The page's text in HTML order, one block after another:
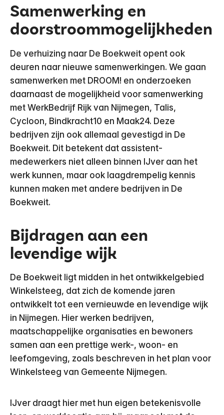
Samenwerking en
doorstroommogelijkheden
De verhuizing naar De Boekweit opent ook
deuren naar nieuwe samenwerkingen. We gaan
samenwerken met DROOM! en onderzoeken
daarnaast de mogelijkheid voor samenwerking
met WerkBedrijf Rijk van Nijmegen, Talis,
Cycloon, Bindkracht10 en Maak24. Deze
bedrijven zijn ook allemaal gevestigd in De
Boekweit. Dit betekent dat assistent-
medewerkers niet alleen binnen IJver aan het
werk kunnen, maar ook laagdrempelig kennis
kunnen maken met andere bedrijven in De
Boekweit.
Bijdragen aan een
levendige wijk
De Boekweit ligt midden in het ontwikkelgebied
Winkelsteeg, dat zich de komende jaren
ontwikkelt tot een vernieuwde en levendige wijk
in Nijmegen. Hier werken bedrijven,
maatschappelijke organisaties en bewoners
samen aan een prettige werk-, woon- en
leefomgeving, zoals beschreven in het plan voor
Winkelsteeg van Gemeente Nijmegen.
IJver draagt hier met hun eigen betekenisvolle